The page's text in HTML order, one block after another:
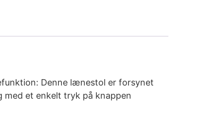
Denne lænestol er forsynet
et enkelt tryk på knappen